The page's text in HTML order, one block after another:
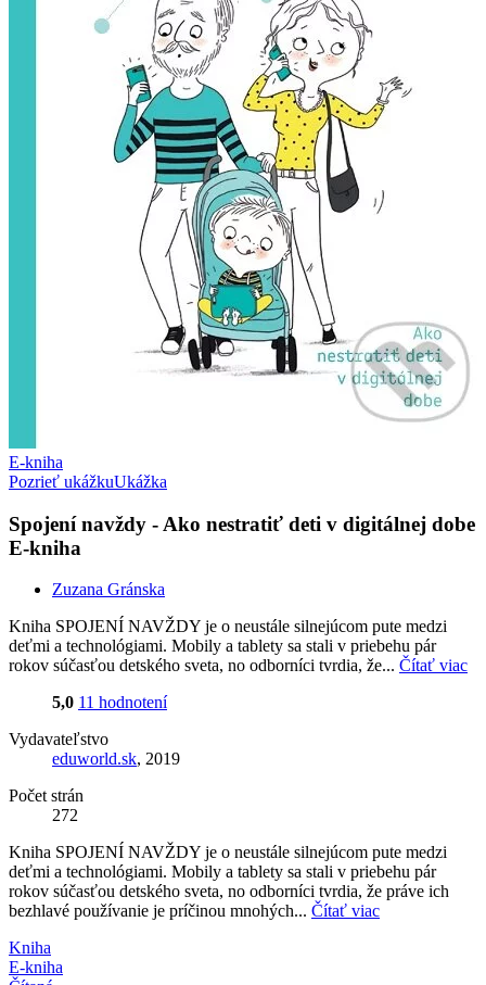
E-kniha
Pozrieť ukážkuUkážka
Spojení navždy - Ako nestratiť deti v digitálnej dobe
E-kniha
Zuzana Gránska
Kniha SPOJENÍ NAVŽDY je o neustále silnejúcom pute medzi
deťmi a technológiami. Mobily a tablety sa stali v priebehu pár
rokov súčasťou detského sveta, no odborníci tvrdia, že... Čítať viac
5,0 11 hodnotení
Vydavateľstvo
eduworld.sk, 2019
Počet strán
272
Kniha SPOJENÍ NAVŽDY je o neustále silnejúcom pute medzi
deťmi a technológiami. Mobily a tablety sa stali v priebehu pár
rokov súčasťou detského sveta, no odborníci tvrdia, že práve ich
bezhlavé používanie je príčinou mnohých... Čítať viac
Kniha
E-kniha